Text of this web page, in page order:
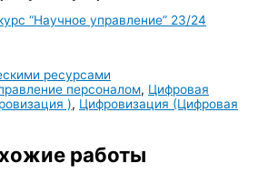
“Научное управление” 23/24
ресурсами
персоналом, Цифровая
), Цифровизация (Цифровая
работы